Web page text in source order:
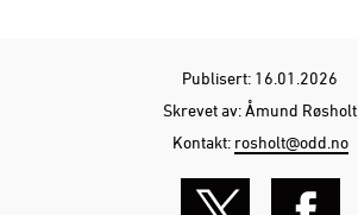
Publisert: 16.01.2026
Skrevet av: Åmund Røsholt
Kontakt: rosholt@odd.no